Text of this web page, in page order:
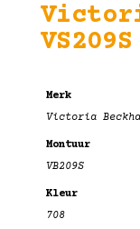
VS209S
Merk
Victoria
Montuur
VB209S
Kleur
708